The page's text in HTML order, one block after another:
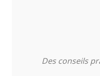
Des conseils